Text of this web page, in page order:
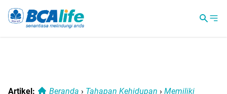
Artikel: Beranda › Tahapan Kehidupan › Memiliki